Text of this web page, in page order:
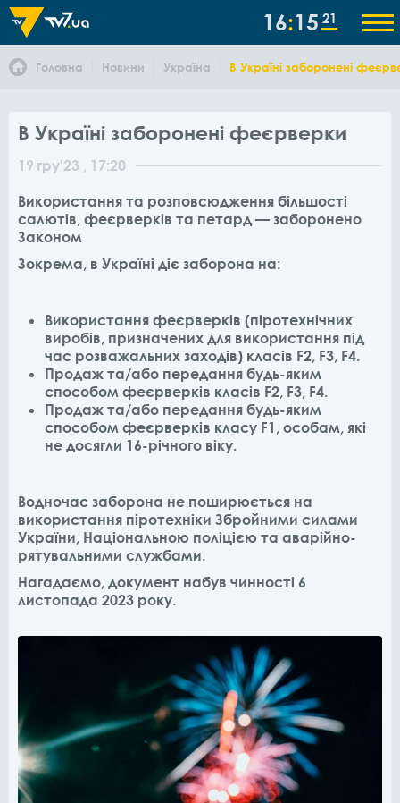
16 15 21
Головна Новини Україна В Україні заборонені
В Україні заборонені феєрверки
19 гру'23 , 17:20
Використання та розповсюдження більшості
салютів, феєрверків та петард — заборонено
Законом
Зокрема, в Україні діє заборона на:
Використання феєрверків (піротехнічних
виробів, призначених для використання під
час розважальних заходів) класів F2, F3, F4.
Продаж та/або передання будь-яким
способом феєрверків класів F2, F3, F4.
Продаж та/або передання будь-яким
способом феєрверків класу F1, особам, які
не досягли 16-річного віку.
Водночас заборона не поширюється на
використання піротехніки Збройними силами
України, Національною поліцією та аварійно-
рятувальними службами.
Нагадаємо, документ набув чинності 6
листопада 2023 року.